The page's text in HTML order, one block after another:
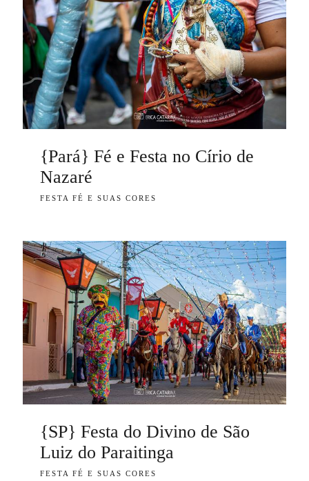
{Pará} Fé e Festa no Círio de
Nazaré
FESTA FÉ E SUAS CORES
{SP} Festa do Divino de São
Luiz do Paraitinga
FESTA FÉ E SUAS CORES